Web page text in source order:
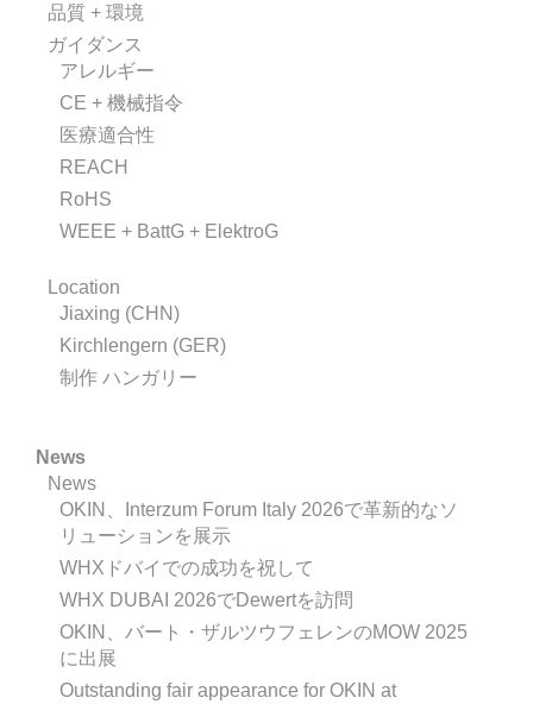
品質 + 環境
ガイダンス
アレルギー
CE + 機械指令
医療適合性
REACH
RoHS
WEEE + BattG + ElektroG
Location
Jiaxing (CHN)
Kirchlengern (GER)
制作 ハンガリー
News
News
OKIN、Interzum Forum Italy 2026で革新的なソ
リューションを展示
WHXドバイでの成功を祝して
WHX DUBAI 2026でDewertを訪問
OKIN、バート・ザルツウフェレンのMOW 2025
に出展
Outstanding fair appearance for OKIN at